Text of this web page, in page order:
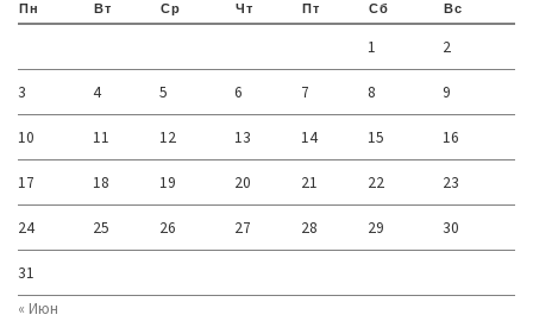
Пн Вт Ср Чт Пт Сб Вс
1 2
3 4 5 6 7 8 9
10 11 12 13 14 15 16
17 18 19 20 21 22 23
24 25 26 27 28 29 30
31
« Июн